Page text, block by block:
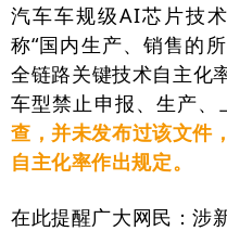
汽车车规级AI芯片技
称“国内生产、销售的
全链路关键技术自主化
车型禁止申报、生产、
查，并未发布过该文件
自主化率作出规定。
在此提醒广大网民：涉